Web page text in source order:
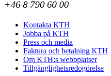
+46 8 790 60 00
Kontakta KTH
Jobba på KTH
Press och media
Faktura och betalning KTH
Om KTH:s webbplatser
Tillgänglighetsredogörelse